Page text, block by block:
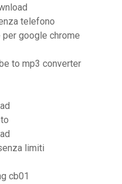
telefono
google chrome
to mp3 converter
limiti
cb01